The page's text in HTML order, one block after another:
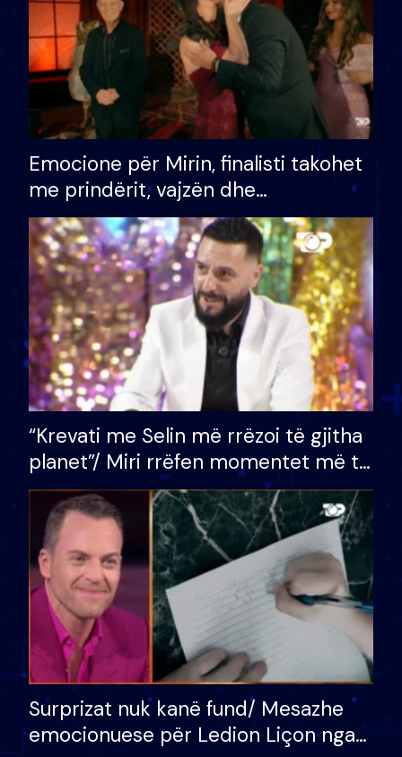
Emocione për Mirin, finalisti takohet
me prindërit, vajzën dhe
bashkëshorten: S’kemi ndonjë letër
divorci apo jo?
“Krevati me Selin më rrëzoi të gjitha
planet”/ Miri rrëfen momentet më të
bukura në shtëpinë e BB VIP: Do më
mungojë zilja e mëngjesit kur…
Surprizat nuk kanë fund/ Mesazhe
emocionuese për Ledion Liçon nga